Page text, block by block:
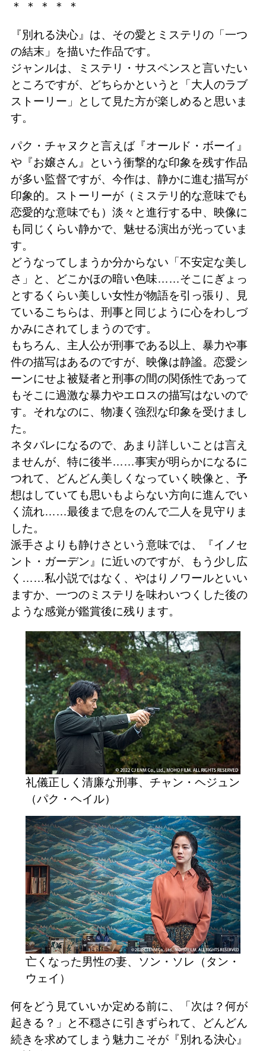
＊ ＊ ＊ ＊ ＊
『別れる決心』は、その愛とミステリの「一つ
の結末」を描いた作品です。
ジャンルは、ミステリ・サスペンスと言いたい
ところですが、どちらかというと「大人のラブ
ストーリー」として見た方が楽しめると思いま
す。
パク・チャヌクと言えば『オールド・ボーイ』
や『お嬢さん』という衝撃的な印象を残す作品
が多い監督ですが、今作は、静かに進む描写が
印象的。ストーリーが（ミステリ的な意味でも
恋愛的な意味でも）淡々と進行する中、映像に
も同じくらい静かで、魅せる演出が光っていま
す。
どうなってしまうか分からない「不安定な美し
さ」と、どこかほの暗い色味……そこにぎょっ
とするくらい美しい女性が物語を引っ張り、見
ているこちらは、刑事と同じように心をわしづ
かみにされてしまうのです。
もちろん、主人公が刑事である以上、暴力や事
件の描写はあるのですが、映像は静謐。恋愛シ
ーンにせよ被疑者と刑事の間の関係性であって
もそこに過激な暴力やエロスの描写はないので
す。それなのに、物凄く強烈な印象を受けまし
た。
ネタバレになるので、あまり詳しいことは言え
ませんが、特に後半……事実が明らかになるに
つれて、どんどん美しくなっていく映像と、予
想はしていても思いもよらない方向に進んでい
く流れ……最後まで息をのんで二人を見守りま
した。
派手さよりも静けさという意味では、『イノセ
ント・ガーデン』に近いのですが、もう少し広
く……私小説ではなく、やはりノワールといい
ますか、一つのミステリを味わいつくした後の
ような感覚が鑑賞後に残ります。
礼儀正しく清廉な刑事、チャン・ヘジュン
（パク・ヘイル）
亡くなった男性の妻、ソン・ソレ（タン・
ウェイ）
何をどう見ていいか定める前に、「次は？何が
起きる？」と不穏さに引きずられて、どんどん
続きを求めてしまう魅力こそが『別れる決心』